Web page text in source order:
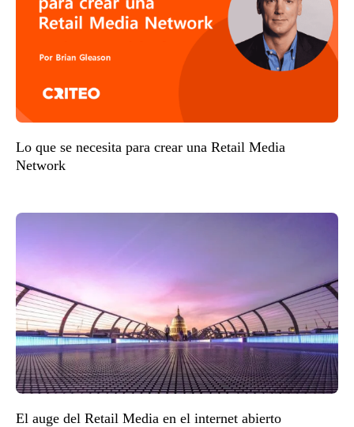
Lo que se necesita para crear una Retail Media
Network
El auge del Retail Media en el internet abierto